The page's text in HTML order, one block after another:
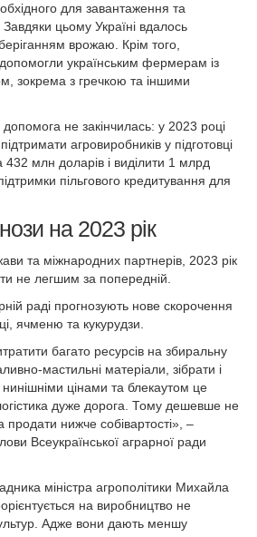
для завантаження та
цьому Україні вдалось
врожаю. Крім того,
українським фермерам із
зокрема з гречкою та іншими
не закінчилась: у 2023 році
агровиробників у підготовці
432 млн доларів і виділити 1 млрд
пільгового кредитування для
на 2023 рік
та міжнародних партнерів, 2023 рік
не легшим за попередній.
раді прогнозують нове скорочення
ячменю та кукурудзи.
багато ресурсів на збиральну
мастильні матеріали, зібрати і
цінами та блекаутом це
дуже дорога. Тому дешевше не
продати нижче собівартості», –
Всеукраїнської аграрної ради
міністра агрополітики Михайла
на виробництво не
Адже вони дають меншу